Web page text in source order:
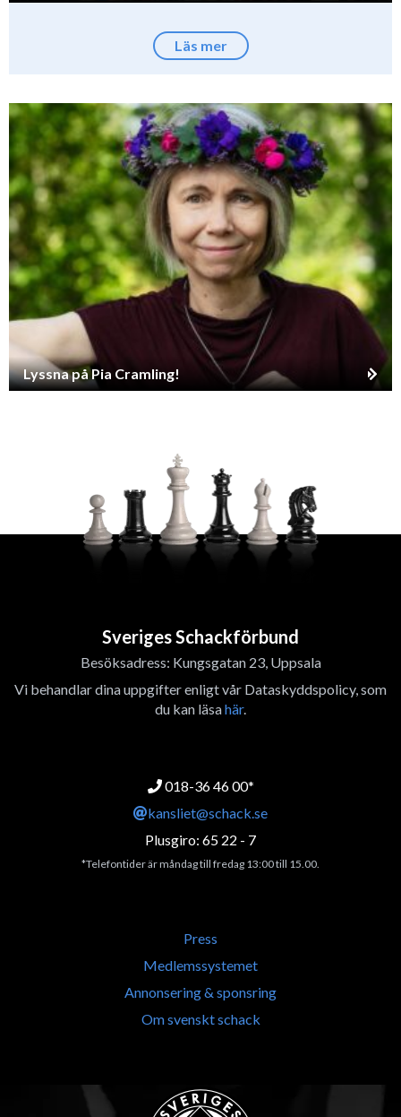
Läs mer
Lyssna på Pia Cramling!
Sveriges Schackförbund
Besöksadress: Kungsgatan 23, Uppsala
Vi behandlar dina uppgifter enligt vår Dataskyddspolicy, som
du kan läsahär.
018-36 46 00*
kansliet@schack.se
Plusgiro: 65 22 - 7
*Telefontider är måndag till fredag 13:00 till 15.00.
Press
Medlemssystemet
Annonsering & sponsring
Om svenskt schack